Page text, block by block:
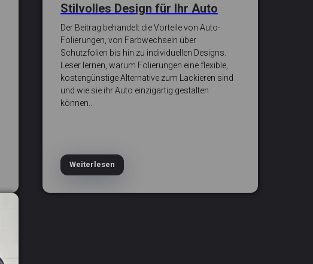
Stilvolles Design für Ihr Auto
Der Beitrag behandelt die Vorteile von Auto-
Folierungen, von Farbwechseln über
Schutzfolien bis hin zu individuellen Designs.
Leser lernen, warum Folierungen eine flexible,
kostengünstige Alternative zum Lackieren sind
und wie sie ihr Auto einzigartig gestalten
können..
Weiterlesen